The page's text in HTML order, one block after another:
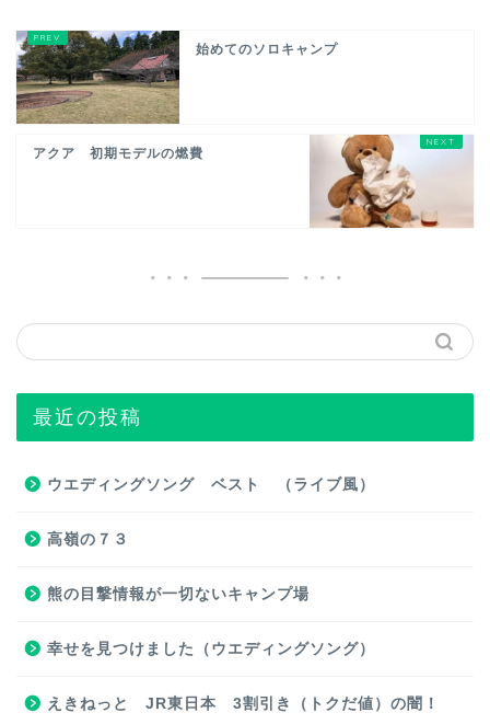
始めてのソロキャンプ
アクア 初期モデルの燃費
最近の投稿
ウエディングソング ベスト （ライブ風）
高嶺の７３
熊の目撃情報が一切ないキャンプ場
幸せを見つけました（ウエディングソング）
えきねっと JR東日本 3割引き（トクだ値）の闇！